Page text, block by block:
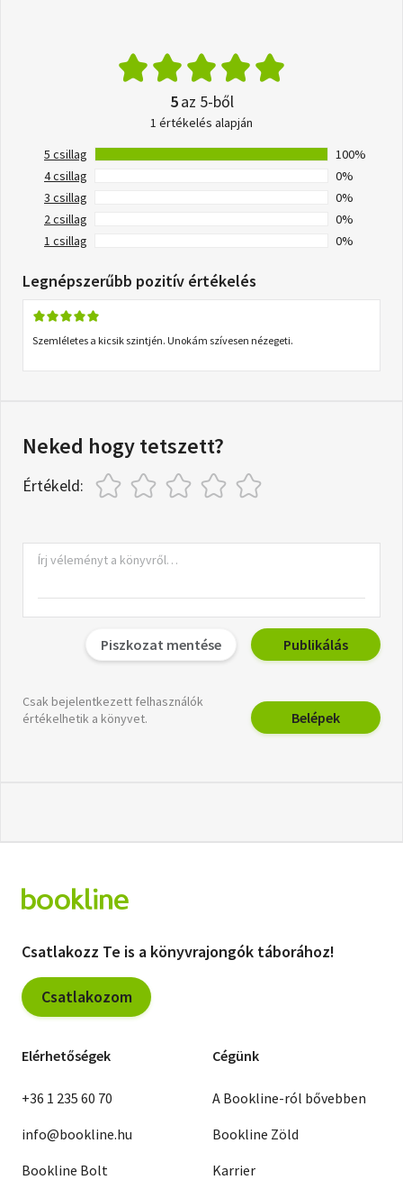
5az 5-ből
1 értékelés alapján
5 csillag
100%
4 csillag
0%
3 csillag
0%
2 csillag
0%
1 csillag
0%
Legnépszerűbb pozitív értékelés
Szemléletes a kicsik szintjén. Unokám szívesen nézegeti.
Neked hogy tetszett?
Értékeld:
Piszkozat mentése Publikálás
Csak bejelentkezett felhasználók
értékelhetik a könyvet.
Belépek
Csatlakozz Te is a könyvrajongók táborához!
Csatlakozom
Elérhetőségek
+36 1 235 60 70
info@bookline.hu
Bookline Bolt
Cégünk
A Bookline-ról bővebben
Bookline Zöld
Karrier